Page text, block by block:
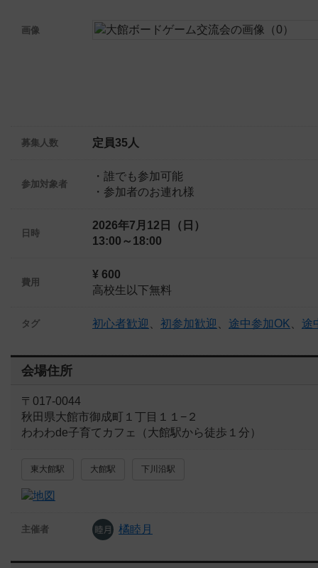
画像
募集人数 定員35人
参加対象者
・誰でも参加可能
・参加者のお連れ様
日時
2026年7月12日（日）
13:00～18:00
費用
¥ 600
高校生以下無料
タグ 初心者歓迎 初参加歓迎 途中参加OK 途
会場住所
〒017-0044
秋田県大館市御成町１丁目１１−２
わわわde子育てカフェ（大館駅から徒歩１分）
東大館駅 大館駅 下川沿駅
主催者 橘睦月